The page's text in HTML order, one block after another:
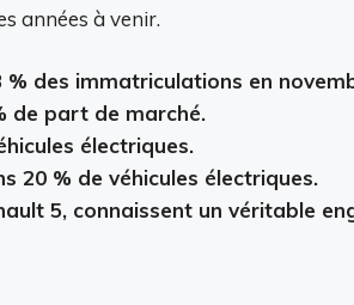
années à venir.
des immatriculations en
de part de marché.
électriques.
20 % de véhicules électriques.
5, connaissent un véritable